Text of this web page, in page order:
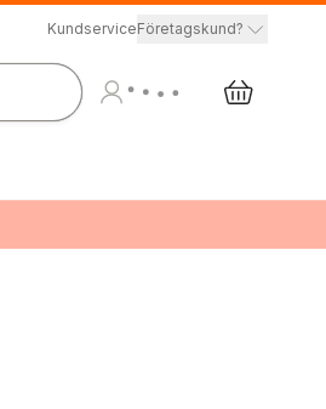
KundserviceFöretagskund?